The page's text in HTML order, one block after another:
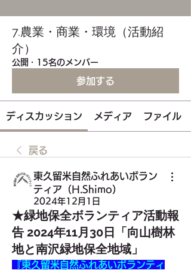
7.農業・商業・環境（活動紹
介）
公開 · 15名のメンバー
参加する
ディスカッション メディア ファイル
戻る
東久留米自然ふれあいボラン
ティア（H.Shimo）
2024年12月1日
★緑地保全ボランティア活動報
告 2024年11月30日「向山樹林
地と南沢緑地保全地域」
『東久留米自然ふれあいボランティ